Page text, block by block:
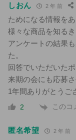
しおん 2 年 前
ためになる情報を
様々な商品を知る
アンケートの結果
た。
回答でいただいた
来期の会にも応募
1年間ありがとうご
2 このコ
匿名希望 2 年 前